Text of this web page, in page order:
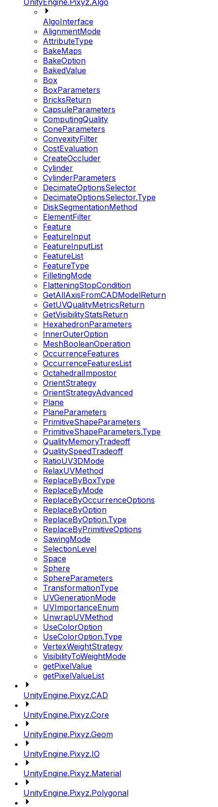
UnityEngine.Pixyz.Algo
AlgoInterface
AlignmentMode
AttributeType
BakeMaps
BakeOption
BakedValue
Box
BoxParameters
BricksReturn
CapsuleParameters
ComputingQuality
ConeParameters
ConvexityFilter
CostEvaluation
CreateOccluder
Cylinder
CylinderParameters
DecimateOptionsSelector
DecimateOptionsSelector.Type
DiskSegmentationMethod
ElementFilter
Feature
FeatureInput
FeatureInputList
FeatureList
FeatureType
FilletingMode
FlatteningStopCondition
GetAllAxisFromCADModelReturn
GetUVQualityMetricsReturn
GetVisibilityStatsReturn
HexahedronParameters
InnerOuterOption
MeshBooleanOperation
OccurrenceFeatures
OccurrenceFeaturesList
OctahedralImpostor
OrientStrategy
OrientStrategyAdvanced
Plane
PlaneParameters
PrimitiveShapeParameters
PrimitiveShapeParameters.Type
QualityMemoryTradeoff
QualitySpeedTradeoff
RatioUV3DMode
RelaxUVMethod
ReplaceByBoxType
ReplaceByMode
ReplaceByOccurrenceOptions
ReplaceByOption
ReplaceByOption.Type
ReplaceByPrimitiveOptions
SawingMode
SelectionLevel
Space
Sphere
SphereParameters
TransformationType
UVGenerationMode
UVImportanceEnum
UnwrapUVMethod
UseColorOption
UseColorOption.Type
VertexWeightStrategy
VisibilityToWeightMode
getPixelValue
getPixelValueList
UnityEngine.Pixyz.CAD
UnityEngine.Pixyz.Core
UnityEngine.Pixyz.Geom
UnityEngine.Pixyz.IO
UnityEngine.Pixyz.Material
UnityEngine.Pixyz.Polygonal